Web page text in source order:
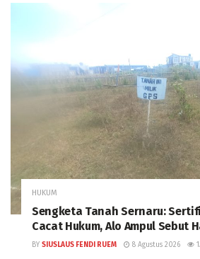
HUKUM
Sengketa Tanah Sernaru:
Cacat Hukum, Alo Ampul Sebut
BY SIUSLAUS FENDI RUEM 8 Agustus 2026